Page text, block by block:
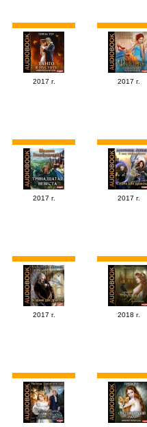
2017 г. 2017 г.
2017 г. 2017 г.
2017 г. 2018 г.